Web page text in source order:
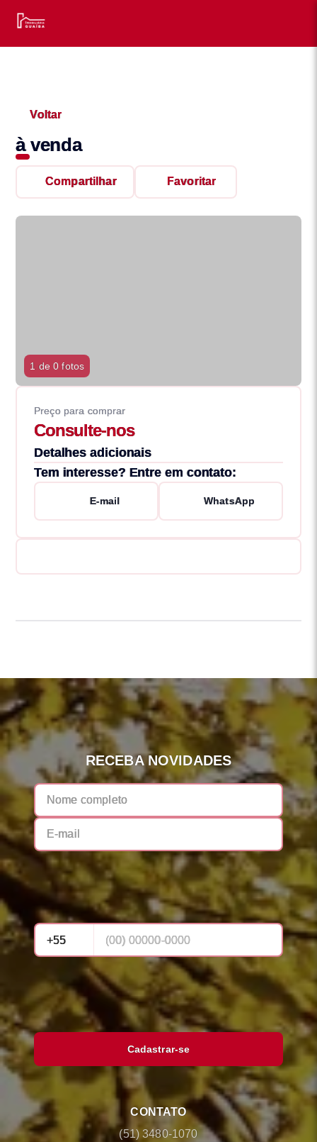
Voltar
à venda
Compartilhar Favoritar
1 de 0 fotos
Preço para comprar
Consulte-nos
Detalhes adicionais
Tem interesse? Entre em contato:
E-mail WhatsApp
RECEBA NOVIDADES
Cadastrar-se
CONTATO
(51) 3480-1070